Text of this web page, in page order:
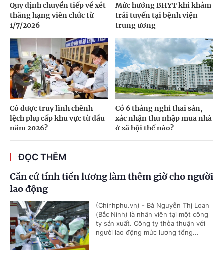
Quy định chuyển tiếp về xét
thăng hạng viên chức từ
1/7/2026
Mức hưởng BHYT khi khám
trái tuyến tại bệnh viện
trung ương
Có được truy lĩnh chênh
lệch phụ cấp khu vực từ đầu
năm 2026?
Có 6 tháng nghỉ thai sản,
xác nhận thu nhập mua nhà
ở xã hội thế nào?
ĐỌC THÊM
Căn cứ tính tiền lương làm thêm giờ cho người
lao động
(Chinhphu.vn) - Bà Nguyễn Thị Loan
(Bắc Ninh) là nhân viên tại một công
ty sản xuất. Công ty thỏa thuận với
người lao động mức lương tổng...